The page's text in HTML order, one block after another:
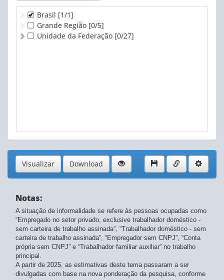
Brasil [1/1]
Grande Região [0/5]
Unidade da Federação [0/27]
Visualizar Download
Notas:
A situação de informalidade se refere às pessoas ocupadas como
“Empregado no setor privado, exclusive trabalhador doméstico -
sem carteira de trabalho assinada”, “Trabalhador doméstico - sem
carteira de trabalho assinada”, “Empregador sem CNPJ”, “Conta
própria sem CNPJ” e “Trabalhador familiar auxiliar” no trabalho
principal.
A partir de 2025, as estimativas deste tema passaram a ser
divulgadas com base na nova ponderação da pesquisa, conforme